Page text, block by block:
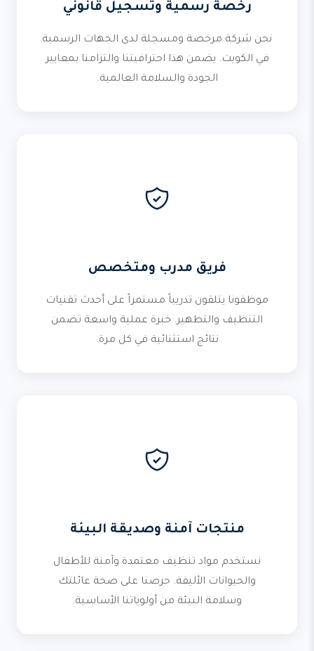
رخصة رسمية وتسجيل قانوني
نحن شركة مرخصة ومسجلة لدى الجهات الرسمية
في الكويت. يضمن هذا احترافيتنا والتزامنا بمعايير
الجودة والسلامة العالمية.
فريق مدرب ومتخصص
موظفونا يتلقون تدريباً مستمراً على أحدث تقنيات
التنظيف والتطهير. خبرة عملية واسعة تضمن
نتائج استثنائية في كل مرة.
منتجات آمنة وصديقة البيئة
نستخدم مواد تنظيف معتمدة وآمنة للأطفال
والحيوانات الأليفة. حرصنا على صحة عائلتك
وسلامة البيئة من أولوياتنا الأساسية.